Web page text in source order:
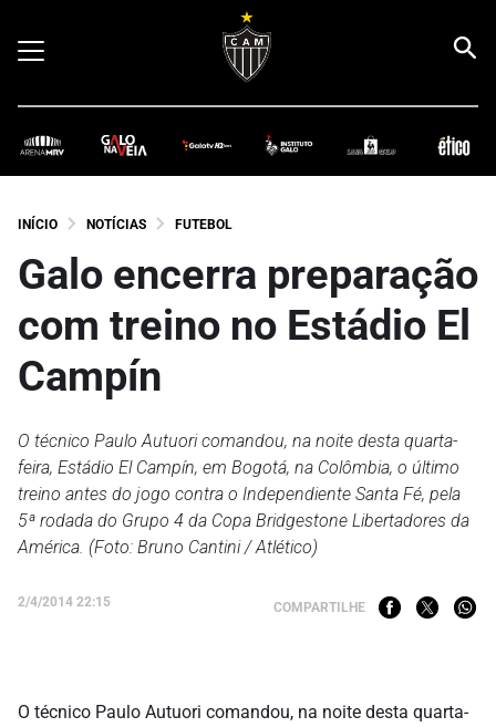
INÍCIO NOTÍCIAS FUTEBOL
Galo encerra preparação
com treino no Estádio El
Campín
O técnico Paulo Autuori comandou, na noite desta quarta-
feira, Estádio El Campín, em Bogotá, na Colômbia, o último
treino antes do jogo contra o Independiente Santa Fé, pela
5ª rodada do Grupo 4 da Copa Bridgestone Libertadores da
América. (Foto: Bruno Cantini / Atlético)
2/4/2014 22:15 COMPARTILHE
O técnico Paulo Autuori comandou, na noite desta quarta-